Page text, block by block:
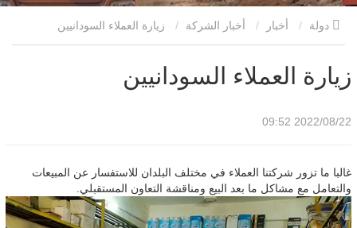
أخبار أخبار الشركة
زيارة العملاء السودانيين
2022/08/22 09:52
غالبا ما تزور شركتنا العملاء في مختلف البلدان للاستفسار عن المبيعات
والتعامل مع مشاكل ما بعد البيع ومناقشة التعاون المستقبلي.